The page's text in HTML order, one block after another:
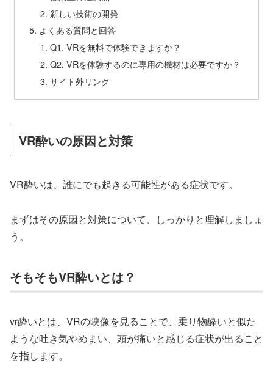
新しい技術の開発
よくある質問と回答
Q1. VRを無料で体験できますか？
Q2. VRを体験するのに専用の機材は必要ですか？
サイト外リンク
VR酔いの原因と対策
VR酔いは、誰にでも起きる可能性がある症状です。
まずはその原因と対策について、しっかりと理解しましょ
う。
そもそもVR酔いとは？
vr酔いとは、VRの映像を見ることで、乗り物酔いと似た
ような吐き気やめまい、頭が痛いと感じる症状が出ること
を指します。